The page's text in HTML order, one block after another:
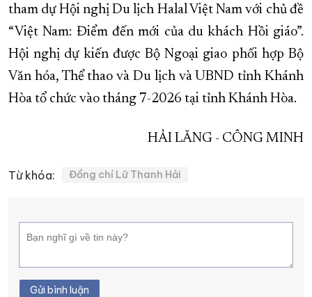
tham dự Hội nghị Du lịch Halal Việt Nam với chủ đề
“Việt Nam: Điểm đến mới của du khách Hồi giáo”.
Hội nghị dự kiến được Bộ Ngoại giao phối hợp Bộ
Văn hóa, Thể thao và Du lịch và UBND tỉnh Khánh
Hòa tổ chức vào tháng 7-2026 tại tỉnh Khánh Hòa.
HẢI LĂNG - CÔNG MINH
Từ khóa: Đồng chí Lữ Thanh Hải
Gửi bình luận